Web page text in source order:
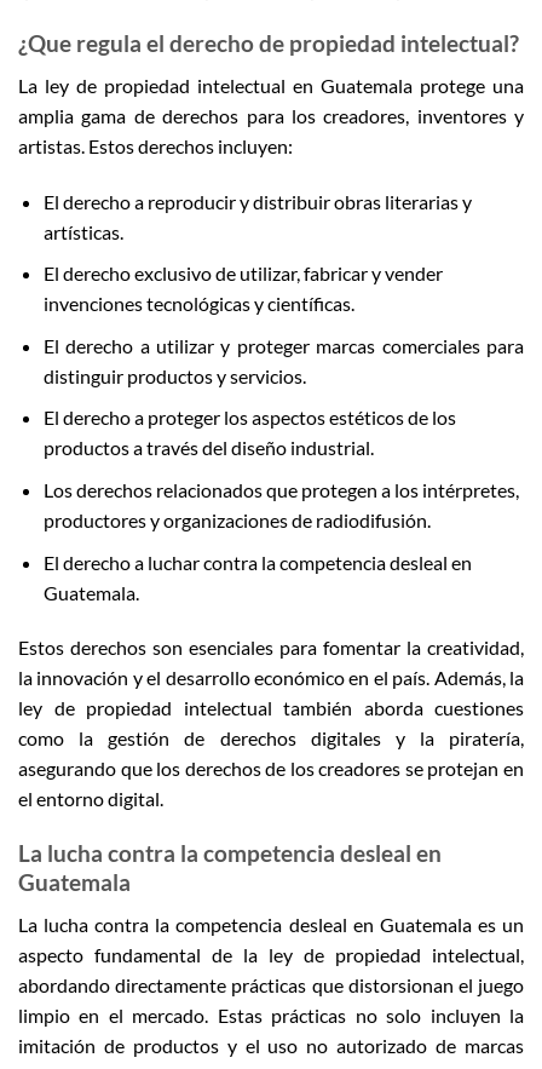
¿Que regula el derecho de propiedad intelectual?
La ley de propiedad intelectual en Guatemala protege una
amplia gama de derechos para los creadores, inventores y
artistas. Estos derechos incluyen:
El derecho a reproducir y distribuir obras literarias y
artísticas.
El derecho exclusivo de utilizar, fabricar y vender
invenciones tecnológicas y científicas.
El derecho a utilizar y proteger marcas comerciales para
distinguir productos y servicios.
El derecho a proteger los aspectos estéticos de los
productos a través del diseño industrial.
Los derechos relacionados que protegen a los intérpretes,
productores y organizaciones de radiodifusión.
El derecho a luchar contra la competencia desleal en
Guatemala.
Estos derechos son esenciales para fomentar la creatividad,
la innovación y el desarrollo económico en el país. Además, la
ley de propiedad intelectual también aborda cuestiones
como la gestión de derechos digitales y la piratería,
asegurando que los derechos de los creadores se protejan en
el entorno digital.
La lucha contra la competencia desleal en
Guatemala
La lucha contra la competencia desleal en Guatemala es un
aspecto fundamental de la ley de propiedad intelectual,
abordando directamente prácticas que distorsionan el juego
limpio en el mercado. Estas prácticas no solo incluyen la
imitación de productos y el uso no autorizado de marcas